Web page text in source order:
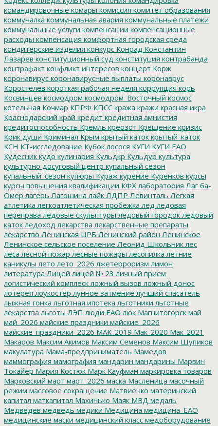
командировочные комары комиссия комитет образования
коммуналка коммунальная авария коммунальные платежи
коммунальные услуги компенсации компенсационные
расходы компенсация комфортная городская среда
кондитерские изделия конкурс Конрад Константин
Лазарев конституционный суд конституция контрабанда
контрафакт конфликт интересов концерт Корж
коронавирус коронавирусные выплаты коронаврус
Коростелев короткая рабочая неделя коррупция корь
Косвинцев космодром космодром_Восточный космос
котельная Кочмар КПРФ КПСС кража кражи красная икра
Краснодарский край кредит кредитная амнистия
кредитоспособность Кремль креозот Крещение кризис
Крик души Криминал Крым крытый каток крытый_каток
КСН КТ-исследование Кубок лосося КУГИ КУГИ ЕАО
Кудесник кудо кулинария Кульдкр Кульдур культура
культурно досуговый центр купальный сезон
купальный_сезон купюры Кураж курение Куренков курсы
курсы повышения квалификации КФХ лаборатория Лаг ба-
Омер лагерь Лагошина лайк ЛДПР Левинталь Легкая
атлетика легкоатлетическая пробежка лед ледовая
переправа ледовые скульптуры ледовый городок ледовый
каток ледоход лекарства лекарственные препараты
лекарство Ленинская ЦРБ Ленинский район Ленинское
Ленинское сельское поселение Леонид Школьник лес
леса лесной пожар лесные пожары лесопилка летние
каникулы лето лето_2026 лжетерроризм лимон
литература Лицей лицей № 23 личный прием
логистический комплеск ложный вызов ложный донос
лотерея лоукостер лунное затмение лучший спасатель
лыжная гонка льготная ипотека льготники льготные
лекарства льготы ЛЭП люди ЕАО люк Магнитогорск май
май_2026 майские праздники майские_2026
майские_праздники_2026 МАК-2019 Мак-2020 Мак-2021
Макаров Максим Акимов Максим Семенов Максим Шупиков
макулатура Мама-предприниматель Мамедов
маммография мамография мандарин мандарины Марвин
Токайер Мария Костюк Марк Кауфман маркировка товаров
Марковский март март_2026 маска Масленица масочный
режим массовое сокращение Матвиенко материнский
капитал маткапитал Махинько Маяк МВД медаль
Медведев медведь медики Медицина медицина_ЕАО
медицинские маски медицинский класс медоборудование